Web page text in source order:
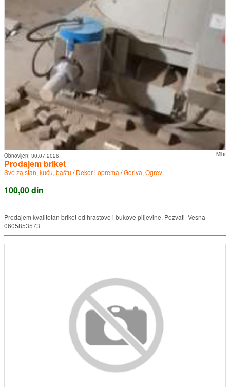
Mibr
Obnovljen: 30.07.2026.
Prodajem briket
Sve za stan, kuću, baštu /Dekor i oprema /Goriva, Ogrev
100,00 din
Prodajem kvalitetan briket od hrastove i bukove piljevine. Pozvati Vesna
0605853573